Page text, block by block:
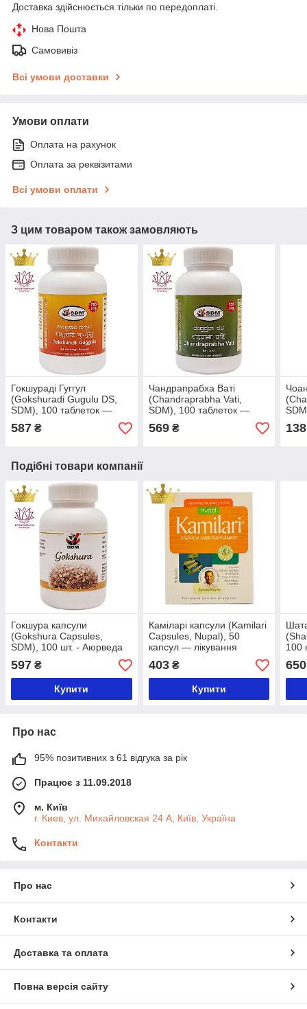
Доставка здійснюється тільки по передоплаті.
Нова Пошта
Самовивіз
Всі умови доставки
Умови оплати
Оплата на рахунок
Оплата за реквізитами
Всі умови оплати
З цим товаром також замовляють
Гокшураді Гуггул
(Gokshuradi Gugulu DS,
SDM), 100 таблеток —
Аюрведа преміум'якості
587 ₴
Чандрапрабха Ваті
(Chandraprabha Vati,
SDM), 100 таблеток —
Аюрведа преміум'якості,
100 табл.
569₴ 138
Подібні товари компанії
Гокшура капсули
(Gokshura Capsules,
SDM), 100 шт. - Аюрведа
597 ₴
Купити
Каміларі капсули (Kamilari
Capsules, Nupal), 50
капсул — лікування
гепатопротектор і
антиоксидант
403₴
Купити
100
650
Про нас
95% позитивних з 61 відгука за рік
Працює з 11.09.2018
м. Київ
г. Киев, ул. Михайловская 24 А, Київ, Україна
Контакти
Про нас
Контакти
Доставка та оплата
Повна версія сайту